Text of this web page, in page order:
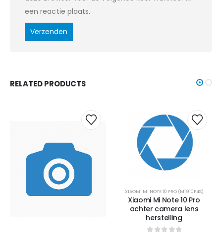
een reactie plaats.
RELATED PRODUCTS
XIAOMI MI NOTE 10 PRO (M1910F4S)
Xiaomi Mi Note 10 Pro
achter camera lens
herstelling